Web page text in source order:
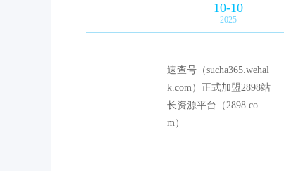
10-10
2025
速查号（sucha365.wehal
k.com）正式加盟2898站
长资源平台（2898.co
m）